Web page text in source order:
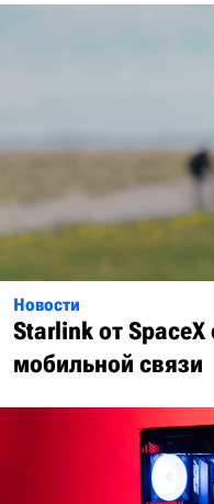
Новости
Starlink от
мобильной связи